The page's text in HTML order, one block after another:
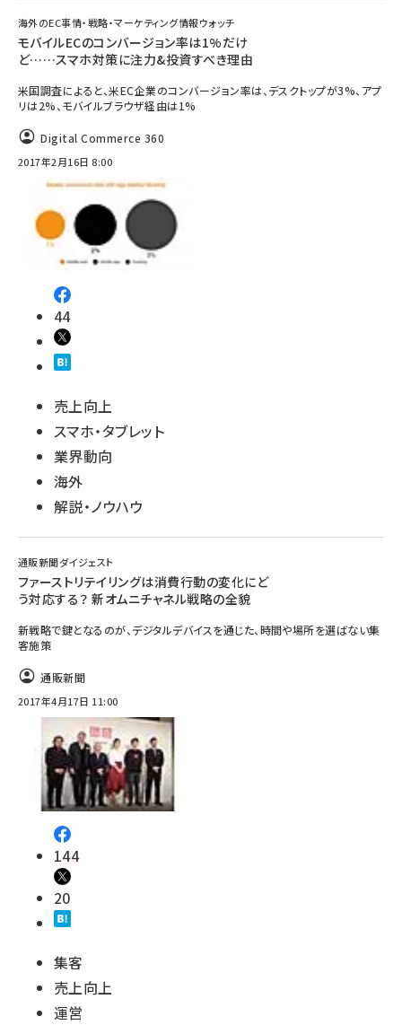
海外のEC事情・戦略・マーケティング情報ウォッチ
モバイルECのコンバージョン率は1%だけ
ど……スマホ対策に注力&投資すべき理由
米国調査によると、米EC企業のコンバージョン率は、デスクトップが3%、アプ
リは2%、モバイルブラウザ経由は1%
Digital Commerce 360
2017年2月16日 8:00
44
売上向上
スマホ・タブレット
業界動向
海外
解説・ノウハウ
通販新聞ダイジェスト
ファーストリテイリングは消費行動の変化にど
う対応する？ 新オムニチャネル戦略の全貌
新戦略で鍵となるのが、デジタルデバイスを通じた、時間や場所を選ばない集
客施策
通販新聞
2017年4月17日 11:00
144
20
集客
売上向上
運営